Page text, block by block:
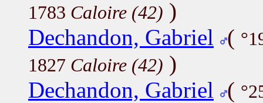
1783 Caloire (42) )
Dechandon, Gabriel
(
1827 Caloire (42) )
Dechandon, Gabriel
(